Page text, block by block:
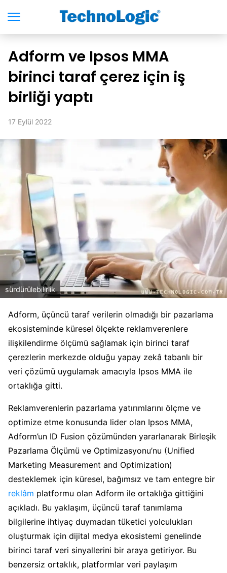
Adform ve Ipsos MMA
birinci taraf çerez için iş
birliği yaptı
17 Eylül 2022
sürdürülebilirlik
Adform, üçüncü taraf verilerin olmadığı bir pazarlama
ekosisteminde küresel ölçekte reklamverenlere
ilişkilendirme ölçümü sağlamak için birinci taraf
çerezlerin merkezde olduğu yapay zekâ tabanlı bir
veri çözümü uygulamak amacıyla Ipsos MMA ile
ortaklığa gitti.
Reklamverenlerin pazarlama yatırımlarını ölçme ve
optimize etme konusunda lider olan Ipsos MMA,
Adform’un ID Fusion çözümünden yararlanarak Birleşik
Pazarlama Ölçümü ve Optimizasyonu’nu (Unified
Marketing Measurement and Optimization)
desteklemek için küresel, bağımsız ve tam entegre bir
reklâm platformu olan Adform ile ortaklığa gittiğini
açıkladı. Bu yaklaşım, üçüncü taraf tanımlama
bilgilerine ihtiyaç duymadan tüketici yolculukları
oluşturmak için dijital medya ekosistemi genelinde
birinci taraf veri sinyallerini bir araya getiriyor. Bu
benzersiz ortaklık, platformlar veri paylaşım